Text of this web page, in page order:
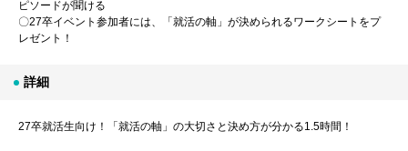
ピソードが聞ける
〇27卒イベント参加者には、「就活の軸」が決められるワークシートをプ
レゼント！
詳細
27卒就活生向け！「就活の軸」の大切さと決め方が分かる1.5時間！